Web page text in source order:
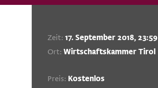
Zeit: 17. September 2018, 23:59
Ort: Wirtschaftskammer Tirol
Preis: Kostenlos